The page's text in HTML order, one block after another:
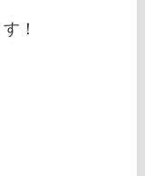
！